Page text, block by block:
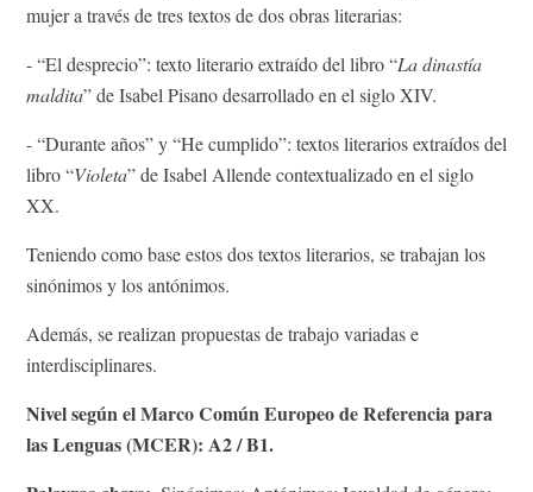
mujer a través de tres textos de dos obras literarias:
- “El desprecio”: texto literario extraído del libro “La dinastía
maldita” de Isabel Pisano desarrollado en el siglo XIV.
- “Durante años” y “He cumplido”: textos literarios extraídos del
libro “Violeta” de Isabel Allende contextualizado en el siglo
XX.
Teniendo como base estos dos textos literarios, se trabajan los
sinónimos y los antónimos.
Además, se realizan propuestas de trabajo variadas e
interdisciplinares.
Nivel según el Marco Común Europeo de Referencia para
las Lenguas (MCER): A2 / B1.